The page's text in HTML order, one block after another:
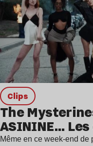
clips
The
ASININE…
Même en ce week-end de